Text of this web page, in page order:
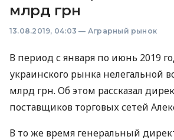
млрд грн
13.08.2019, 04:03 — Аграрный рынок
В период с января по июнь 2019
украинского рынка нелегальной
млрд грн. Об этом рассказал
поставщиков торговых сетей
В то же время генеральный